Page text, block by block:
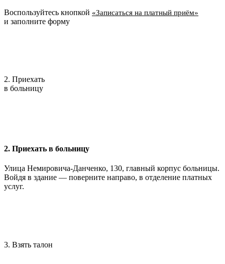
Воспользуйтесь кнопкой «Записаться на платный приём»
и заполните форму
2. Приехать
в больницу
2. Приехать в больницу
Улица Немировича-Данченко, 130, главный корпус больницы.
Войдя в здание — поверните направо, в отделение платных
услуг.
3. Взять талон